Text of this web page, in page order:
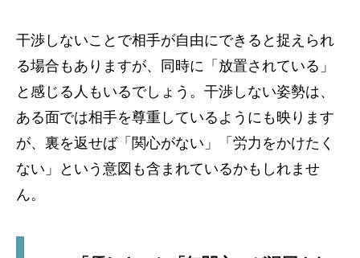
干渉しないことで相手が自由にできると捉えられ
る場合もありますが、同時に「放置されている」
と感じる人もいるでしょう。干渉しない姿勢は、
ある面では相手を尊重しているようにも映ります
が、裏を返せば「関心がない」「労力をかけたく
ない」という意図も含まれているかもしれませ
ん。